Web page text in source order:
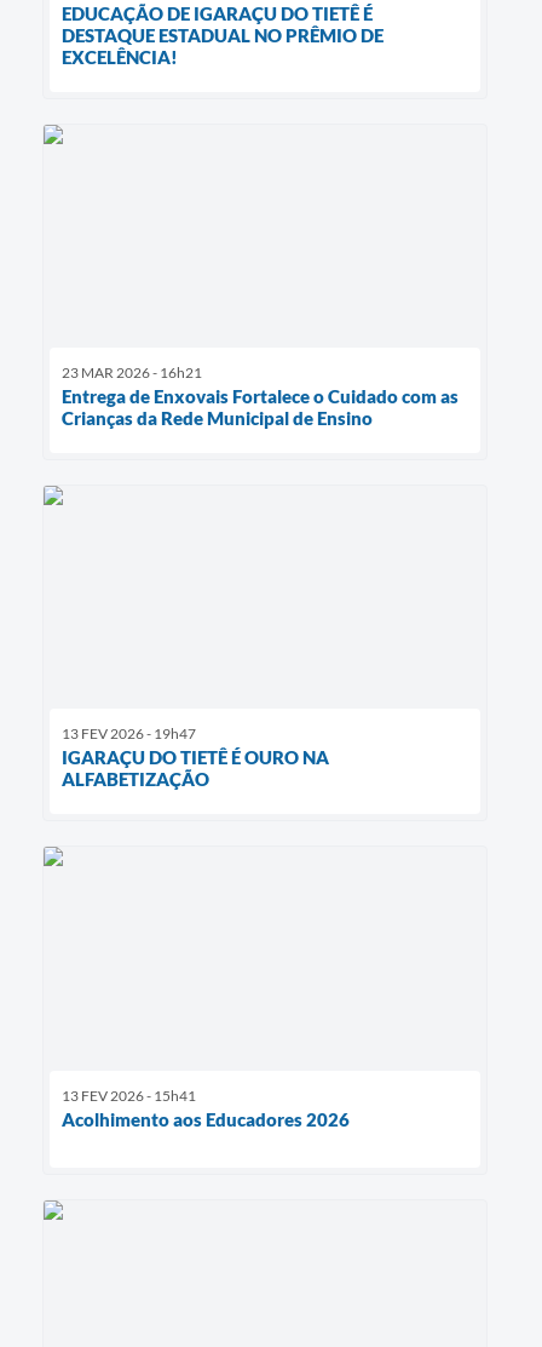
EDUCAÇÃO DE IGARAÇU DO TIETÊ É
DESTAQUE ESTADUAL NO PRÊMIO DE
EXCELÊNCIA!
23 MAR 2026 - 16h21
Entrega de Enxovais Fortalece o Cuidado com as
Crianças da Rede Municipal de Ensino
13 FEV 2026 - 19h47
IGARAÇU DO TIETÊ É OURO NA
ALFABETIZAÇÃO
13 FEV 2026 - 15h41
Acolhimento aos Educadores 2026